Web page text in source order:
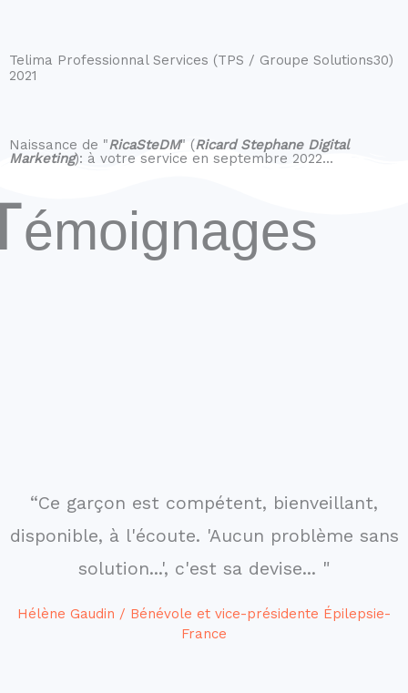
Telima Professionnal Services (TPS / Groupe Solutions30)
2021
Naissance de "RicaSteDM" (Ricard Stephane Digital
Marketing): à votre service en septembre 2022...
Témoignages
“Ce garçon est compétent, bienveillant,
disponible, à l'écoute. 'Aucun problème sans
solution...', c'est sa devise... "
Hélène Gaudin / Bénévole et vice-présidente Épilepsie-
France